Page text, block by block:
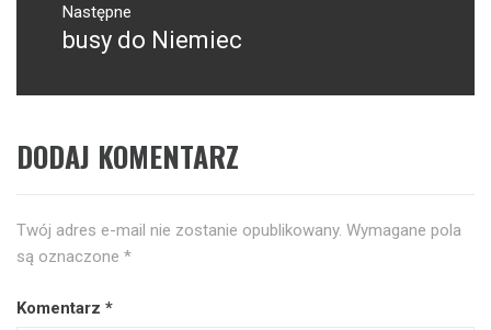
Następne
Następny
busy do Niemiec
DODAJ KOMENTARZ
Twój adres e-mail nie zostanie opublikowany. Wymagane pola
są oznaczone *
Komentarz *